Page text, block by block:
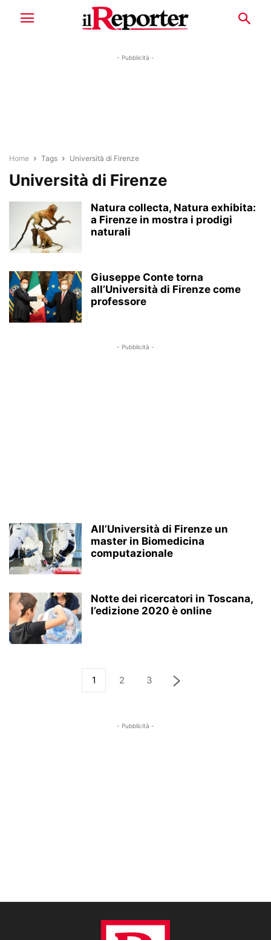
- Pubblicità -
Home Tags Università di Firenze
Università di Firenze
Natura collecta, Natura exhibita:
a Firenze in mostra i prodigi
naturali
Giuseppe Conte torna
all’Università di Firenze come
professore
- Pubblicità -
All’Università di Firenze un
master in Biomedicina
computazionale
Notte dei ricercatori in Toscana,
l’edizione 2020 è online
1 2 3
- Pubblicità -